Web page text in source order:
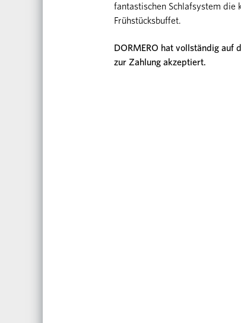
fantastischen Schlafsystem
Frühstücksbuffet.
DORMERO hat vollständig auf
zur Zahlung akzeptiert.